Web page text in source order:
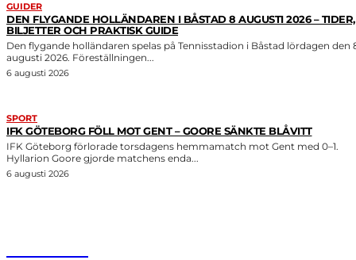
GUIDER
DEN FLYGANDE HOLLÄNDAREN I BÅSTAD 8 AUGUSTI 2026 – TIDER,
BILJETTER OCH PRAKTISK GUIDE
Den flygande holländaren spelas på Tennisstadion i Båstad lördagen den
augusti 2026. Föreställningen...
6 augusti 2026
SPORT
IFK GÖTEBORG FÖLL MOT GENT – GOORE SÄNKTE BLÅVITT
IFK Göteborg förlorade torsdagens hemmamatch mot Gent med 0–1.
Hyllarion Goore gjorde matchens enda...
6 augusti 2026